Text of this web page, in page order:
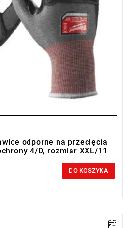
odporne na przecięcia
4/D, rozmiar XXL/11
DO KOSZYKA